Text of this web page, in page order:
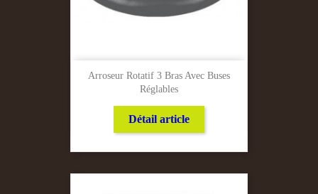
Arroseur Rotatif 3 Bras Avec Buses
Réglables
Détail article